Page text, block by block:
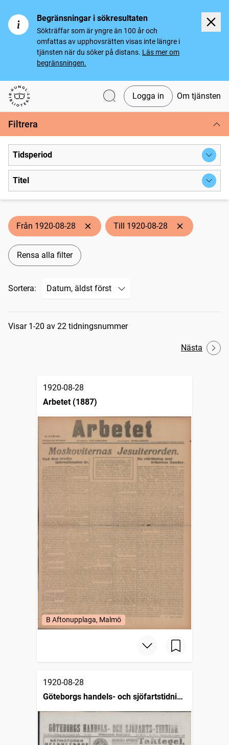
Begränsningar i sökresultaten
Sökträffar som är yngre än 100 år och
omfattas av upphovsrätten visas inte längre i
tjänsten när du söker på distans. Läs mer om
begränsningen.
Svenska tidningar
Logga in Om tjänsten
Filtrera
Tidsperiod
Titel
Från 1920-08-28 Till 1920-08-28
Rensa alla filter
Sortera:
Sökresultat
Visar 1-20 av 22 tidningsnummer
Nästa
1920-08-28
Arbetet (1887)
B Aftonupplaga, Malmö
1920-08-28
Göteborgs handels- och sjöfartstidning
(1832)